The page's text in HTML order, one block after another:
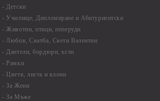
- Детски
- Училище, Дипломиране и Абитуриентски
- Животни, птици, пеперуди
- Любов, Сватба, Свети Валентин
- Дантели, бордюри, ъгли
- Рамки
- Цветя, листа и клони
- За Жени
- За Мъже